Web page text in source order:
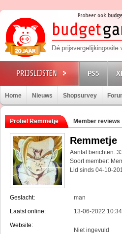
PS5
Home Nieuws Shopsurvey
Profiel Remmetje Member reviews
Remmetje
Aantal berichten:
Soort member:
Lid sinds 04-10-
Geslacht:
man
Laatst online:
13-06-2022 10:34
Website:
Niet ingevuld